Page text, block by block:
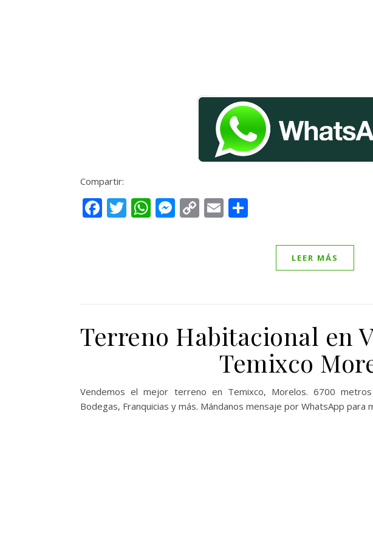
Compartir:
Facebook
Twitter
WhatsApp
Messenger
CopyEmail
LEER MÁS
Terreno Habitacional en
Temixco
Vendemos el mejor terreno en Temixco, Morelos. 6700
Bodegas, Franquicias y más. Mándanos mensaje por WhatsApp